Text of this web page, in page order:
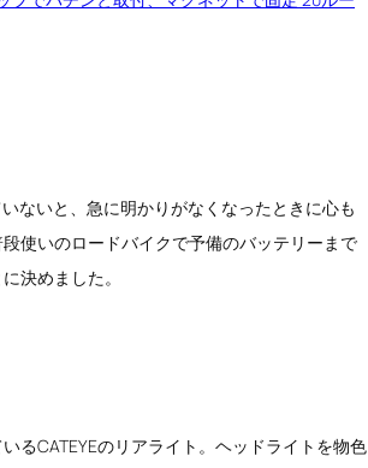
ないと、急に明かりがなくなったときに心も
使いのロードバイクで予備のバッテリーまで
決めました。
るCATEYEのリアライト。ヘッドライトを物色